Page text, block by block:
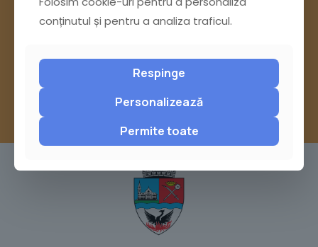
Report
conținutul și pentru a analiza traficul.
Respinge
Personalizează
Permite toate